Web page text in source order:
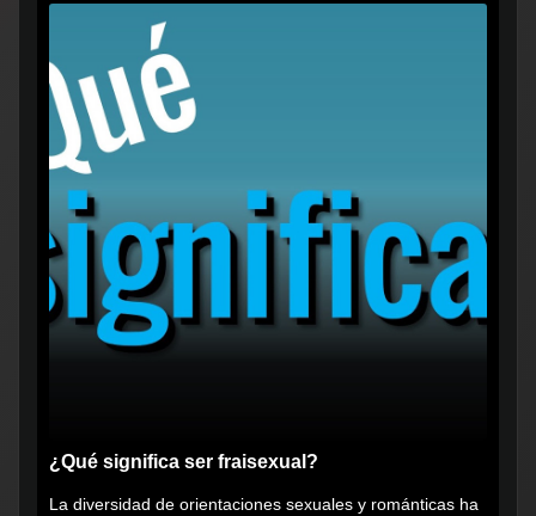
¿Qué significa ser fraisexual?
La diversidad de orientaciones sexuales y románticas ha